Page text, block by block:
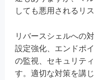
しても悪用されるリ
リバースシェルへの
設定強化、エンドポ
の監視、セキュリテ
す。適切な対策を講